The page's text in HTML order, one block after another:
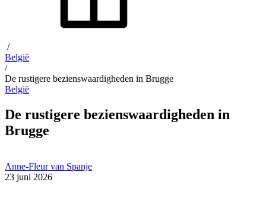
/
België
/
De rustigere bezienswaardigheden in Brugge
België
De rustigere bezienswaardigheden in
Brugge
Anne-Fleur van Spanje
23 juni 2026